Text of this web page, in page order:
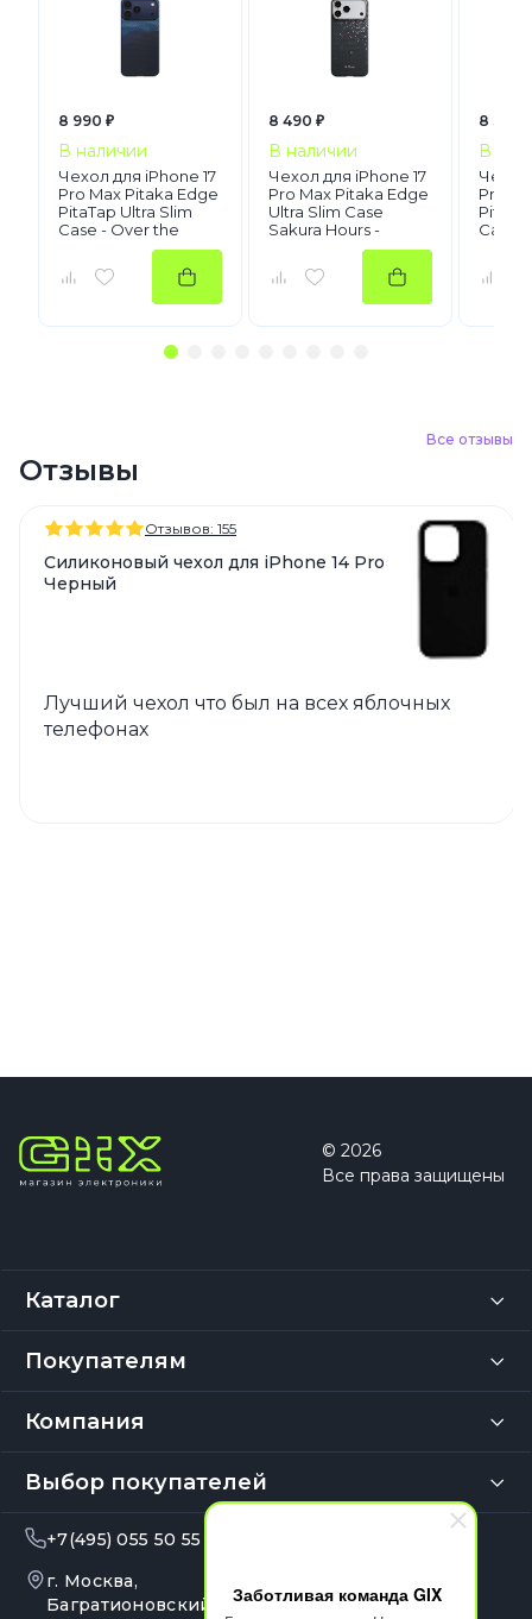
Заботливая команда GIX
8 990 ₽
В наличии
Чехол для iPhone 17
Pro Max Pitaka Edge
PitaTap Ultra Slim
Case - Over the
8 490 ₽
В наличии
Чехол для iPhone 17
Pro Max Pitaka Edge
Ultra Slim Case
Sakura Hours -
Midnight Black
8 390
В
Чехол
Pro
Case -
Отзывы
Все отзывы
Отзывов: 155
Силиконовый чехол для iPhone 14 Pro
Черный
Лучший чехол что был на всех яблочных
телефонах
© 2026
Все права защищены
Каталог
Покупателям
Компания
Выбор покупателей
+7(495) 055 50 55
г. Москва,
Багратионовский
Ежедневно